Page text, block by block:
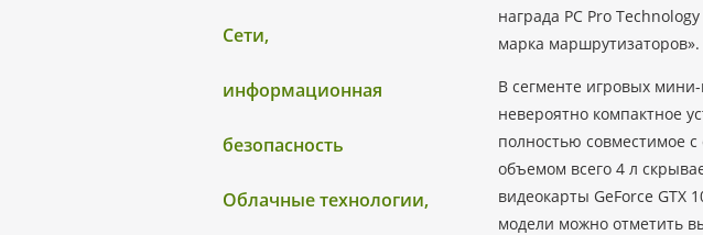
Сети,
информационная
безопасность
Облачные технологии,
награда PC Pro
марка маршрутизаторов».
В сегменте игровых
невероятно компактное
полностью совместимое
объемом всего 4 л
видеокарты GeForce GTX
модели можно отметить